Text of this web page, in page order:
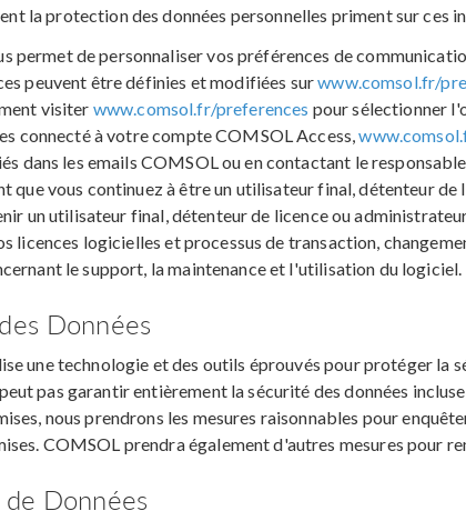
la protection des données personnelles priment sur ces
permet de personnaliser vos préférences de
peuvent être définies et modifiées surwww.comsol.fr/
visiter www.comsol.fr/preferences pour sélectionner
connecté à votre compte COMSOL Access,
dans les emails COMSOL ou en contactant le
que vous continuez à être un utilisateur final, détenteur
un utilisateur final, détenteur de licence ou
licences logicielles et processus de transaction,
le support, la maintenance et l'utilisation du logiciel.
Données
une technologie et des outils éprouvés pour protéger la
pas garantir entièrement la sécurité des données
nous prendrons les mesures raisonnables pour
COMSOL prendra également d'autres mesures pour
Données